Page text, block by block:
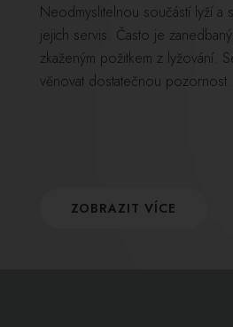
Neodmyslitelnou součástí lyží a
jejich servis. Často je
zkaženým požitkem z lyžování.
věnovat dostatečnou pozornost.
ZOBRAZIT VÍCE